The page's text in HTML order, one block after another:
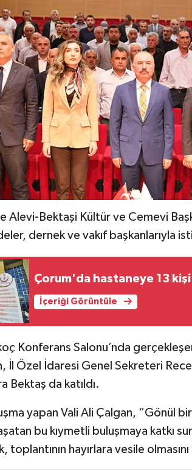
Alevi-Bektaşi Kültür ve Cemevi
dernek ve vakıf başkanlarıyla
Çorum'da hastaneye 13 kişi
İçeriği Görüntüle
Konferans Salonu’nda
İl Özel İdaresi Genel Sekreteri
Bektaş da katıldı.
yapan Vali Ali Çalgan, “Gönül
bu kıymetli buluşmaya katkı
toplantının hayırlara vesile